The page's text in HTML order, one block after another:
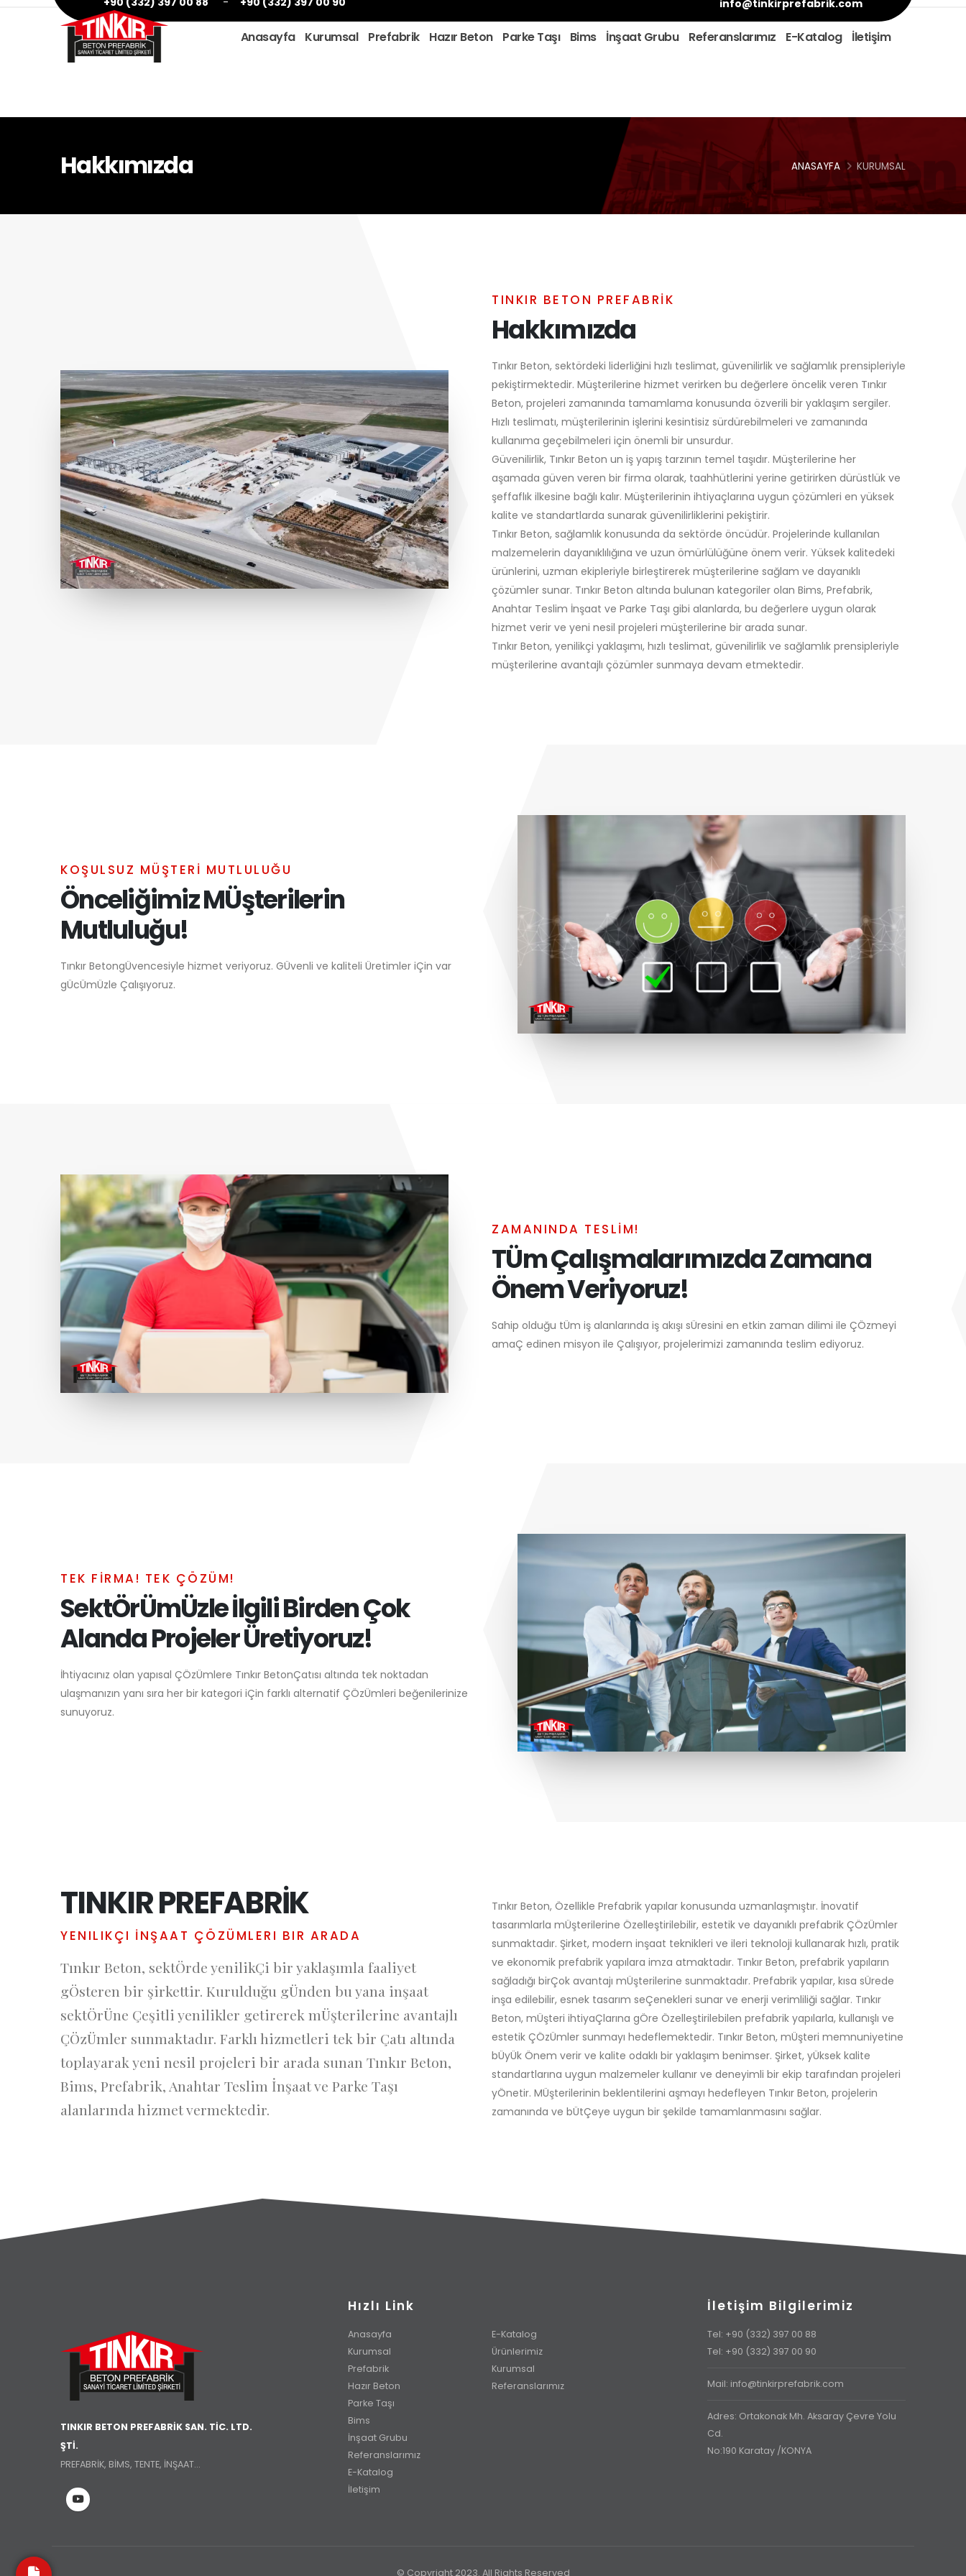
+90 (332) 397 00 88 info@tinkirprefabrik.com
Hakkımızda ANASAYFA KURUMSAL
TINKIR BETON PREFABRİK
Hakkımızda
Tınkır Beton, sektördeki liderliğini hızlı teslimat, güvenilirlik ve sağlamlık prensipleriyle
pekiştirmektedir. Müşterilerine hizmet verirken bu değerlere öncelik veren Tınkır
Beton, projeleri zamanında tamamlama konusunda özverili bir yaklaşım sergiler.
Hızlı teslimatı, müşterilerinin işlerini kesintisiz sürdürebilmeleri ve zamanında
kullanıma geçebilmeleri için önemli bir unsurdur.
Güvenilirlik, Tınkır Beton un iş yapış tarzının temel taşıdır. Müşterilerine her
aşamada güven veren bir firma olarak, taahhütlerini yerine getirirken dürüstlük ve
şeffaflık ilkesine bağlı kalır. Müşterilerinin ihtiyaçlarına uygun çözümleri en yüksek
kalite ve standartlarda sunarak güvenilirliklerini pekiştirir.
Tınkır Beton, sağlamlık konusunda da sektörde öncüdür. Projelerinde kullanılan
malzemelerin dayanıklılığına ve uzun ömürlülüğüne önem verir. Yüksek kalitedeki
ürünlerini, uzman ekipleriyle birleştirerek müşterilerine sağlam ve dayanıklı
çözümler sunar. Tınkır Beton altında bulunan kategoriler olan Bims, Prefabrik,
Anahtar Teslim İnşaat ve Parke Taşı gibi alanlarda, bu değerlere uygun olarak
hizmet verir ve yeni nesil projeleri müşterilerine bir arada sunar.
Tınkır Beton, yenilikçi yaklaşımı, hızlı teslimat, güvenilirlik ve sağlamlık prensipleriyle
müşterilerine avantajlı çözümler sunmaya devam etmektedir.
KOŞULSUZ MÜŞTERİ MUTLULUĞU
Önceliğimiz MÜşterilerin
Mutluluğu!
Tınkır BetongÜvencesiyle hizmet veriyoruz. GÜvenli ve kaliteli Üretimler iÇin var
gÜcÜmÜzle Çalışıyoruz.
ZAMANINDA TESLİM!
TÜm Çalışmalarımızda Zamana
Önem Veriyoruz!
Sahip olduğu tÜm iş alanlarında iş akışı sÜresini en etkin zaman dilimi ile ÇÖzmeyi
amaÇ edinen misyon ile Çalışıyor, projelerimizi zamanında teslim ediyoruz.
TEK FİRMA! TEK ÇÖZÜM!
SektÖrÜmÜzle İlgili Birden Çok
Alanda Projeler Üretiyoruz!
İhtiyacınız olan yapısal ÇÖzÜmlere Tınkır BetonÇatısı altında tek noktadan
ulaşmanızın yanı sıra her bir kategori iÇin farklı alternatif ÇÖzÜmleri beğenilerinize
sunuyoruz.
TINKIR PREFABRİK
YENILIKÇI İNŞAAT ÇÖZÜMLERI BIR ARADA
Tınkır Beton, sektÖrde yenilikÇi bir yaklaşımla faaliyet
gÖsteren bir şirkettir. Kurulduğu gÜnden bu yana inşaat
sektÖrÜne Çeşitli yenilikler getirerek mÜşterilerine avantajlı
ÇÖzÜmler sunmaktadır. Farklı hizmetleri tek bir Çatı altında
toplayarak yeni nesil projeleri bir arada sunan Tınkır Beton,
Bims, Prefabrik, Anahtar Teslim İnşaat ve Parke Taşı
alanlarında hizmet vermektedir.
Tınkır Beton, Özellikle Prefabrik yapılar konusunda uzmanlaşmıştır. İnovatif
tasarımlarla mÜşterilerine Özelleştirilebilir, estetik ve dayanıklı prefabrik ÇÖzÜmler
sunmaktadır. Şirket, modern inşaat teknikleri ve ileri teknoloji kullanarak hızlı, pratik
ve ekonomik prefabrik yapılara imza atmaktadır. Tınkır Beton, prefabrik yapıların
sağladığı birÇok avantajı mÜşterilerine sunmaktadır. Prefabrik yapılar, kısa sÜrede
inşa edilebilir, esnek tasarım seÇenekleri sunar ve enerji verimliliği sağlar. Tınkır
Beton, mÜşteri ihtiyaÇlarına gÖre Özelleştirilebilen prefabrik yapılarla, kullanışlı ve
estetik ÇÖzÜmler sunmayı hedeflemektedir. Tınkır Beton, mÜşteri memnuniyetine
bÜyÜk Önem verir ve kalite odaklı bir yaklaşım benimser. Şirket, yÜksek kalite
standartlarına uygun malzemeler kullanır ve deneyimli bir ekip tarafından projeleri
yÖnetir. MÜşterilerinin beklentilerini aşmayı hedefleyen Tınkır Beton, projelerin
zamanında ve bÜtÇeye uygun bir şekilde tamamlanmasını sağlar.
TINKIR BETON PREFABRİK SAN. TİC. LTD.
ŞTİ.
PREFABRİK, BİMS, TENTE, İNŞAAT...
Hızlı Link
Anasayfa
Kurumsal
Prefabrik
Hazır Beton
Parke Taşı
Bims
İnşaat Grubu
Referanslarımız
E-Katalog
İletişim
E-Katalog
Ürünlerimiz
Kurumsal
Referanslarımız
İletişim Bilgilerimiz
Tel: +90 (332) 397 00 88
Tel: +90 (332) 397 00 90
Mail: info@tinkirprefabrik.com
Adres: Ortakonak Mh. Aksaray Çevre Yolu
Cd.
No:190 Karatay /KONYA
© Copyright 2023. All Rights Reserved